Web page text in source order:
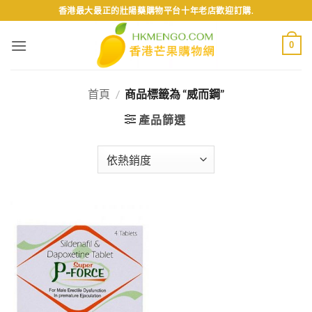
to
content
香港最大最正的壯陽藥購物平台十年老店歡迎訂購.
0
首頁 / 商品標籤為 “威而鋼”
產品篩選